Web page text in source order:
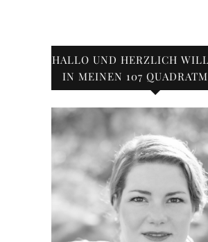
HALLO UND HERZLICH
IN MEINEN 107